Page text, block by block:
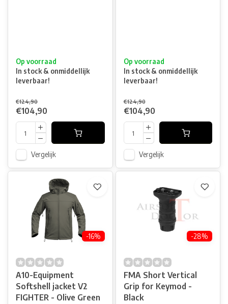
Op voorraad
In stock & onmiddellijk
leverbaar!
€124,90
€104,90
Vergelijk
Op voorraad
In stock & onmiddellijk
leverbaar!
€124,90
€104,90
Vergelijk
-16%
A10-Equipment
Softshell jacket V2
FIGHTER - Olive Green
-28%
FMA Short Vertical
Grip for Keymod -
Black